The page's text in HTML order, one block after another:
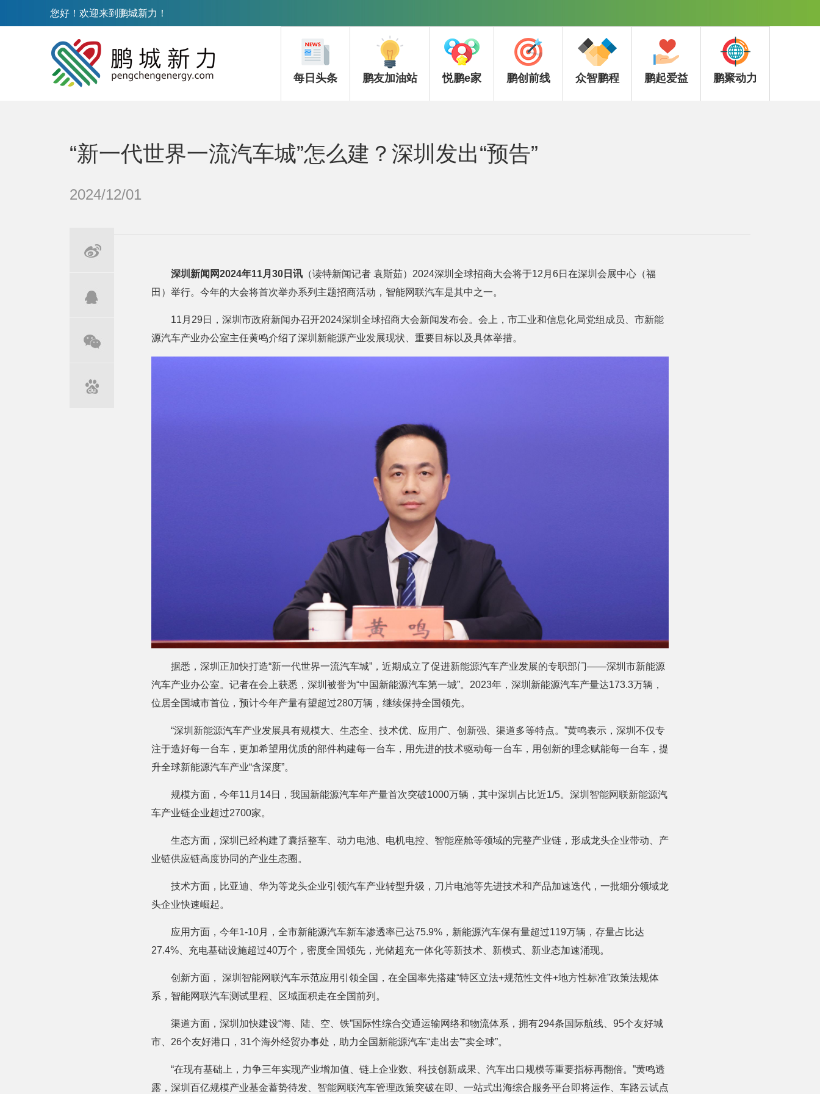
您好！欢迎来到鹏城新力！
每日头条 鹏友加油站 悦鹏e家 鹏创前线 众智鹏程 鹏起爱益 鹏聚动力
“新一代世界一流汽车城”怎么建？深圳发出“预告”
2024/12/01
深圳新闻网2024年11月30日讯（读特新闻记者 袁斯茹）2024深圳全球招商大会将于12月6日在深圳会展中心（福
田）举行。今年的大会将首次举办系列主题招商活动，智能网联汽车是其中之一。
11月29日，深圳市政府新闻办召开2024深圳全球招商大会新闻发布会。会上，市工业和信息化局党组成员、市新能
源汽车产业办公室主任黄鸣介绍了深圳新能源产业发展现状、重要目标以及具体举措。
据悉，深圳正加快打造“新一代世界一流汽车城”，近期成立了促进新能源汽车产业发展的专职部门——深圳市新能源
汽车产业办公室。记者在会上获悉，深圳被誉为“中国新能源汽车第一城”。2023年，深圳新能源汽车产量达173.3万辆，
位居全国城市首位，预计今年产量有望超过280万辆，继续保持全国领先。
“深圳新能源汽车产业发展具有规模大、生态全、技术优、应用广、创新强、渠道多等特点。”黄鸣表示，深圳不仅专
注于造好每一台车，更加希望用优质的部件构建每一台车，用先进的技术驱动每一台车，用创新的理念赋能每一台车，提
升全球新能源汽车产业“含深度”。
规模方面，今年11月14日，我国新能源汽车年产量首次突破1000万辆，其中深圳占比近1/5。深圳智能网联新能源汽
车产业链企业超过2700家。
生态方面，深圳已经构建了囊括整车、动力电池、电机电控、智能座舱等领域的完整产业链，形成龙头企业带动、产
业链供应链高度协同的产业生态圈。
技术方面，比亚迪、华为等龙头企业引领汽车产业转型升级，刀片电池等先进技术和产品加速迭代，一批细分领域龙
头企业快速崛起。
应用方面，今年1-10月，全市新能源汽车新车渗透率已达75.9%，新能源汽车保有量超过119万辆，存量占比达
27.4%、充电基础设施超过40万个，密度全国领先，光储超充一体化等新技术、新模式、新业态加速涌现。
创新方面， 深圳智能网联汽车示范应用引领全国，在全国率先搭建“特区立法+规范性文件+地方性标准”政策法规体
系，智能网联汽车测试里程、区域面积走在全国前列。
渠道方面，深圳加快建设“海、陆、空、铁”国际性综合交通运输网络和物流体系，拥有294条国际航线、95个友好城
市、26个友好港口，31个海外经贸办事处，助力全国新能源汽车“走出去”“卖全球”。
“在现有基础上，力争三年实现产业增加值、链上企业数、科技创新成果、汽车出口规模等重要指标再翻倍。”黄鸣透
露，深圳百亿规模产业基金蓄势待发、智能网联汽车管理政策突破在即、一站式出海综合服务平台即将运作、车路云试点